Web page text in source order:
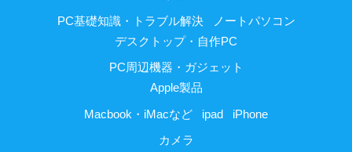
PC基礎知識・トラブル解決
ノートパソコン
デスクトップ・自作PC
PC周辺機器・ガジェット
Apple製品
Macbook・iMacなど ipad iPhone
カメラ